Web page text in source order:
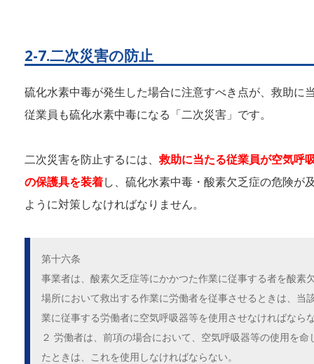
2-7.二次災害の防止
硫化水素中毒が発生した場合に注意すべき点が、救助に
従業員も硫化水素中毒になる「二次災害」です。
二次災害を防止するには、救助に当たる従業員が空気呼
の保護具を装着し、硫化水素中毒・酸素欠乏症の危険が
ように対策しなければなりません。
第十六条
事業者は、酸素欠乏症等にかかつた作業に従事する者を酸素
場所において救出する作業に労働者を従事させるときは、当
業に従事する労働者に空気呼吸器等を使用させなければなら
２ 労働者は、前項の場合において、空気呼吸器等の使用を命
たときは、これを使用しなければならない。